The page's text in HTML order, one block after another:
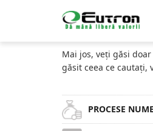
Home
CATALOG
Mai jos, veți găsi
găsit ceea ce cautați,
PROCESE